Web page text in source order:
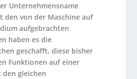
Unternehmensname
den von der Maschine auf
aufgebrachten
haben es die
geschafft, diese bisher
Funktionen auf einer
den gleichen